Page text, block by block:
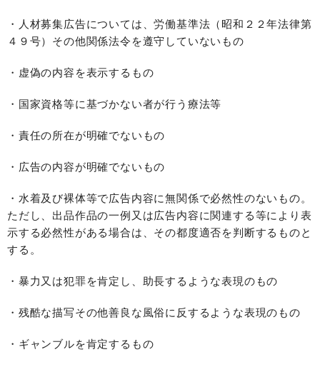
・人材募集広告については、労働基準法（昭和２２年法律第
４９号）その他関係法令を遵守していないもの
・虚偽の内容を表示するもの
・国家資格等に基づかない者が行う療法等
・責任の所在が明確でないもの
・広告の内容が明確でないもの
・水着及び裸体等で広告内容に無関係で必然性のないもの。
ただし、出品作品の一例又は広告内容に関連する等により表
示する必然性がある場合は、その都度適否を判断するものと
する。
・暴力又は犯罪を肯定し、助長するような表現のもの
・残酷な描写その他善良な風俗に反するような表現のもの
・ギャンブルを肯定するもの